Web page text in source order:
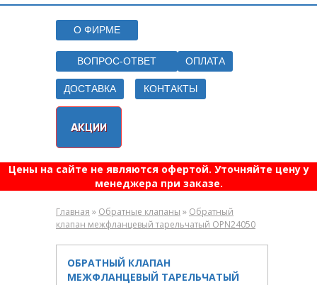
О ФИРМЕ
ВОПРОС-ОТВЕТ ОПЛАТА
ДОСТАВКА КОНТАКТЫ
АКЦИИ
Цены на сайте не являются офертой. Уточняйте цену у
менеджера при заказе.
Главная » Обратные клапаны » Обратный
клапан межфланцевый тарельчатый OPN24050
ОБРАТНЫЙ КЛАПАН
МЕЖФЛАНЦЕВЫЙ ТАРЕЛЬЧАТЫЙ